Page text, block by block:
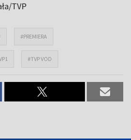
TVP
#PREMIERA
#TVP VOD